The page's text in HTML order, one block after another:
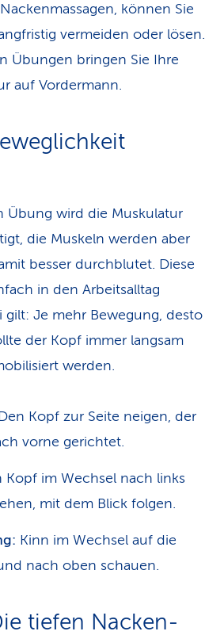
können Sie
vermeiden oder lösen.
Übungen bringen Sie Ihre
auf Vordermann.
Übung wird die Muskulatur
die Muskeln werden aber
besser durchblutet. Diese
in den Arbeitsalltag
gilt: Je mehr Bewegung, desto
der Kopf immer langsam
werden.
Kopf zur Seite neigen, der
vorne gerichtet.
Kopf im Wechsel nach links
mit dem Blick folgen.
Kinn im Wechsel auf die
nach oben schauen.
tiefen Nacken­